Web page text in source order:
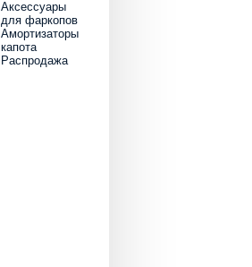
Аксессуары
для фаркопов
Амортизаторы
капота
Распродажа